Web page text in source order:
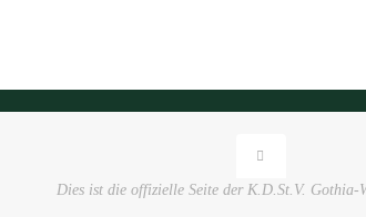
Dies ist die offizielle Seite der K.D.St.V. Gothia-